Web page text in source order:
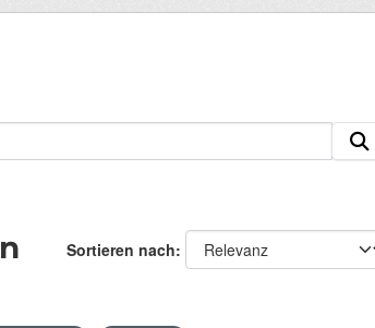
Sortieren nach